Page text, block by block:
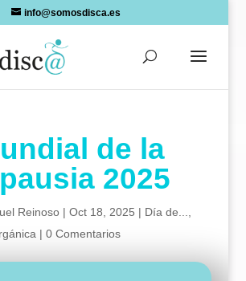
info@somosdisca.es
de la
2025
Reinoso| Oct 18, 2025 | Día de...
| 0 Comentarios